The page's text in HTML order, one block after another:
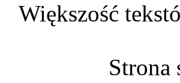
Większość